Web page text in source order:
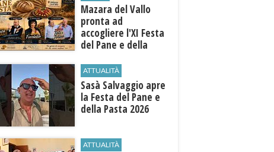
Mazara del Vallo
pronta ad
accogliere l'XI Festa
del Pane e della
ATTUALITÀ
Sasà Salvaggio apre
la Festa del Pane e
della Pasta 2026
ATTUALITÀ